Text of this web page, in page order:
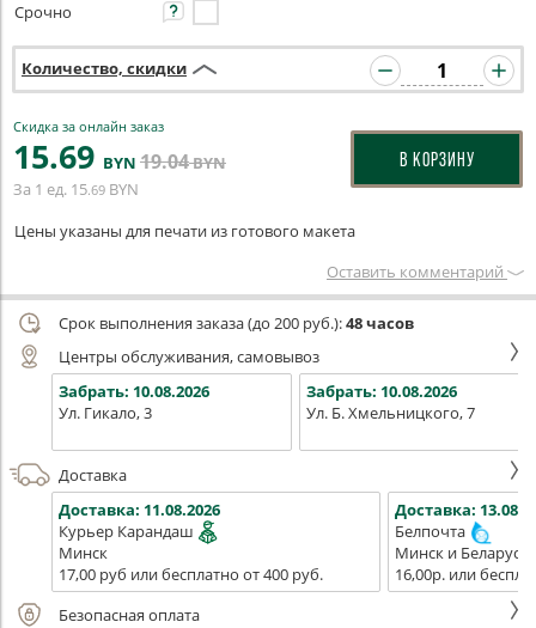
Срочно
Количество, скидки
Скидка за онлайн заказ
15.69 BYN 19.04BYN
За 1 ед. 15.69 BYN
В КОРЗИНУ
Цены указаны для печати из готового макета
Оставить комментарий
Срок выполнения заказа (до 200 руб.):48 часов
Центры обслуживания, самовывоз
Забрать: 10.08.2026
Ул. Гикало, 3
Забрать: 10.08.2026
Ул. Б. Хмельницкого, 7
Доставка
Доставка: 11.08.2026
Курьер Карандаш
Минск
17,00 руб или бесплатно от 400 руб.
Доставка:
Белпочта
Минск и Беларусь
16,00р. или
Безопасная оплата